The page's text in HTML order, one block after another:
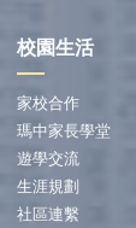
校園生活
家校合作
瑪中家長學堂
遊學交流
生涯規劃
社區連繫